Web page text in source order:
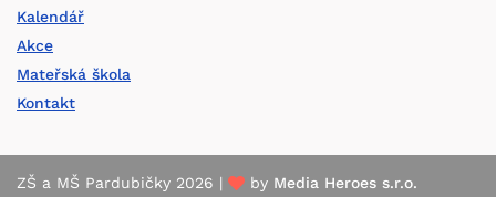
Kalendář
Akce
Mateřská škola
Kontakt
ZŠ a MŠ Pardubičky 2026 | by Media Heroes s.r.o.